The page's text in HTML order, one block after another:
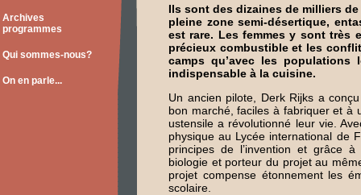
Archives
programmes
Qui sommes-nous?
On en parle...
Ils sont des dizaines de milliers
pleine zone semi-désertique,
est rare. Les femmes y sont très
précieux combustible et les
camps qu’avec les populations
indispensable à la cuisine.
Un ancien pilote, Derk Rijks a
bon marché, faciles à fabriquer et à
ustensile a révolutionné leur vie.
physique au Lycée international de
principes de l’invention et grâce
biologie et porteur du projet au
projet compense étonnement les
scolaire.